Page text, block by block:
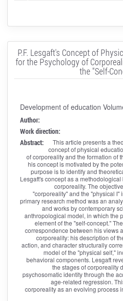
P.F. Lesgaft's Concept of
for the Psychology of
the "Self-
Development of education
Author:
Work direction:
Abstract:
This article presents a
concept of physical
of corporeality and the formation of
his concept is motivated by the
purpose is to identify and
Lesgaft's concept as a
corporeality. The
"corporeality" and the "physical I"
primary research method was an
and works by contemporary
anthropological model, in which the
element of the "self-concept."
correspondence between his views
corporeality: his description of
action, and character structurally
model of the "physical self,"
behavioral components. Lesgaft
the stages of corporeality
psychosomatic identity through the
age-related regression.
corporeality as an evolving process